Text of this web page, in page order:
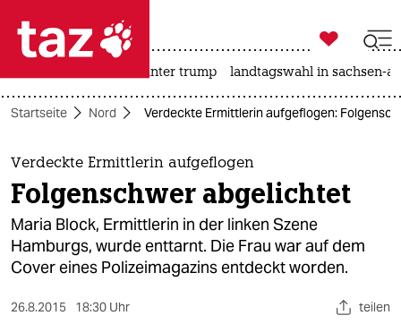
 taz zahl ich
taz zahl ich
themen
politik
öko

taz zahl ich
usa unter trump landtagswahl in sachsen-
Startseite Nord Verdeckte Ermittlerin aufgeflogen:
Verdeckte Ermittlerin aufgeflogen
Folgenschwer abgelichtet
Maria Block, Ermittlerin in der linken Szene
Hamburgs, wurde enttarnt. Die Frau war auf dem
Cover eines Polizeimagazins entdeckt worden.
26.8.2015 18:30 Uhr teilen